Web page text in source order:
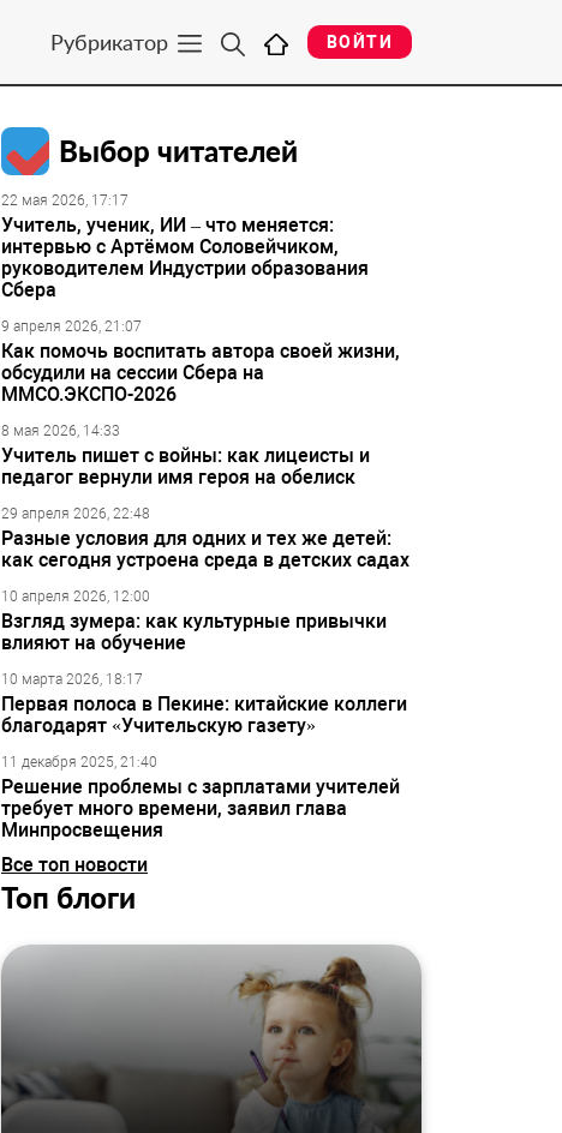
Рубрикатор ВОЙТИ
Выбор читателей
22 мая 2026, 17:17
Учитель, ученик, ИИ – что меняется:
интервью с Артёмом Соловейчиком,
руководителем Индустрии образования
Сбера
9 апреля 2026, 21:07
Как помочь воспитать автора своей жизни,
обсудили на сессии Сбера на
ММСО.ЭКСПО-2026
8 мая 2026, 14:33
Учитель пишет с войны: как лицеисты и
педагог вернули имя героя на обелиск
29 апреля 2026, 22:48
Разные условия для одних и тех же детей:
как сегодня устроена среда в детских садах
10 апреля 2026, 12:00
Взгляд зумера: как культурные привычки
влияют на обучение
10 марта 2026, 18:17
Первая полоса в Пекине: китайские коллеги
благодарят «Учительскую газету»
11 декабря 2025, 21:40
Решение проблемы с зарплатами учителей
требует много времени, заявил глава
Минпросвещения
Все топ новости
Топ блоги